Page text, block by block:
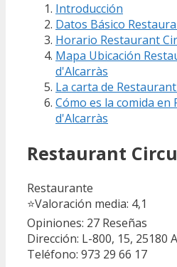
Introducción
Datos Básico
Horario Restaurant
Mapa Ubicación
d'Alcarràs
La carta de
Cómo es la comida
d'Alcarràs
Restaurant
Restaurante
⭐Valoración media: 4,1
Opiniones: 27 Reseñas
Dirección: L-800, 15, 25180
Teléfono: 973 29 66 17